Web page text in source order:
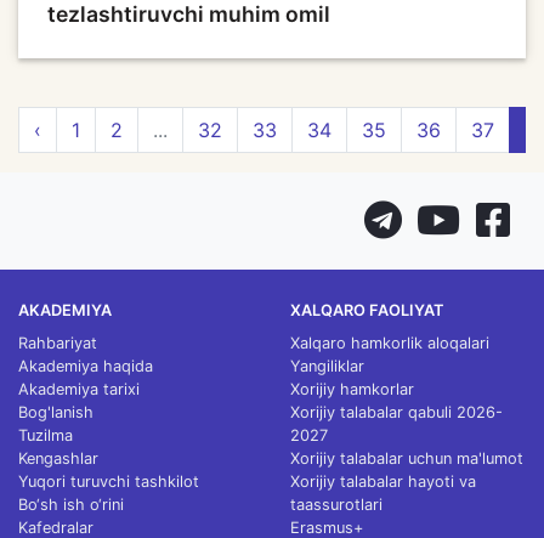
tezlashtiruvchi muhim omil
‹ 1 2 ... 32 33 34 35 36 37
AKADEMIYA
Rahbariyat
Akademiya haqida
Akademiya tarixi
Bog'lanish
Tuzilma
Kengashlar
Yuqori turuvchi tashkilot
Bo‘sh ish o‘rini
Kafedralar
XALQARO FAOLIYAT
Xalqaro hamkorlik aloqalari
Yangiliklar
Xorijiy hamkorlar
Xorijiy talabalar qabuli 2026-
2027
Xorijiy talabalar uchun ma'lumot
Xorijiy talabalar hayoti va
taassurotlari
Erasmus+